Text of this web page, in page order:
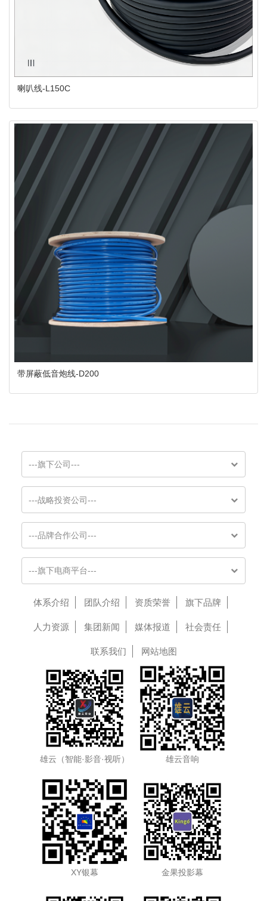
喇叭线-L150C
带屏蔽低音炮线-D200
---旗下公司---
---战略投资公司---
---品牌合作公司---
---旗下电商平台---
体系介绍 团队介绍 资质荣誉 旗下品牌
人力资源 集团新闻 媒体报道 社会责任
联系我们 网站地图
雄云（智能·影音·视听） 雄云音响
XY银幕 金果投影幕